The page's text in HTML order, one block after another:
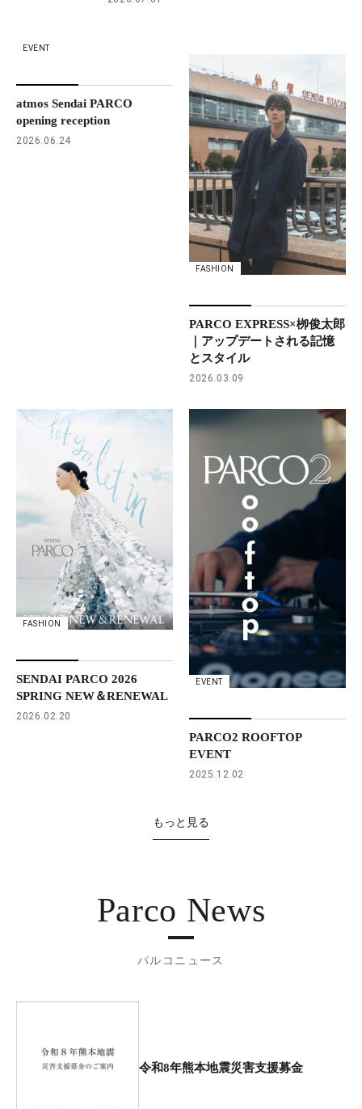
EVENT
atmos Sendai PARCO
opening reception
2026.06.24
FASHION
PARCO EXPRESS×栁俊太郎
｜アップデートされる記憶
とスタイル
2026.03.09
FASHION
SENDAI PARCO 2026
SPRING NEW＆RENEWAL
2026.02.20
EVENT
PARCO2 ROOFTOP
EVENT
2025.12.02
もっと見る
Parco News
パルコニュース
令和8年熊本地震災害支援募金